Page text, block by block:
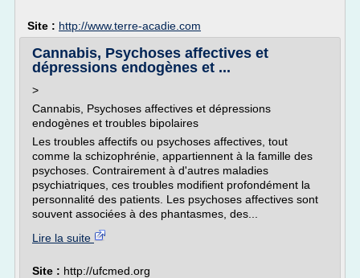
Site : http://www.terre-acadie.com
Cannabis, Psychoses affectives et
dépressions endogènes et ...
>
Cannabis, Psychoses affectives et dépressions
endogènes et troubles bipolaires
Les troubles affectifs ou psychoses affectives, tout
comme la schizophrénie, appartiennent à la famille des
psychoses. Contrairement à d'autres maladies
psychiatriques, ces troubles modifient profondément la
personnalité des patients. Les psychoses affectives sont
souvent associées à des phantasmes, des...
Lire la suite
Site : http://ufcmed.org